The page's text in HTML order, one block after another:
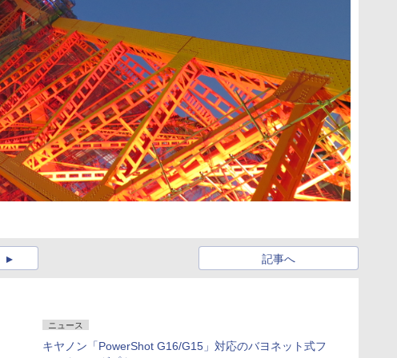
記事へ
ニュース
キヤノン「PowerShot G16/G15」対応のバヨネット式フ